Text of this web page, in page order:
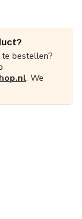
bestellen?
. We